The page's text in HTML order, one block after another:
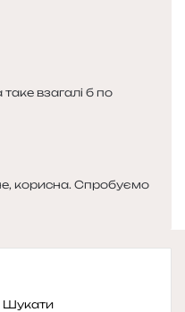
таке взагалі б по
корисна. Спробуємо